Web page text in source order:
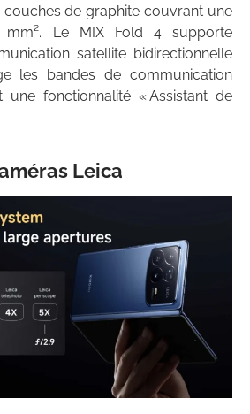
de graphite couvrant une
mm². Le MIX Fold 4 supporte
satellite bidirectionnelle
les bandes de communication
une fonctionnalité « Assistant de
Leica